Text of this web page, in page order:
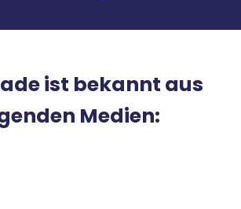
ist bekannt aus
Medien: